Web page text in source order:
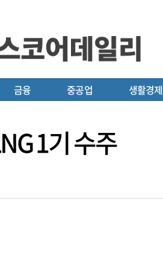
금융 중공업 생활경제
1기 수주